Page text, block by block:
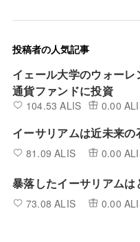
投稿者の人気記事
イェール大学のウォー
通貨ファンドに投資
104.53 ALIS 0.00
イーサリアムは近未来の
81.09 ALIS 0.00
暴落したイーサリアムは
73.08 ALIS 0.00